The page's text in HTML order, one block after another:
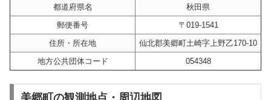
都道府県名
秋田県
郵便番号
〒019-1541
住所・所在地
仙北郡美郷町土崎字上野乙170-10
地方公共団体コード
054348
美郷町の観測地点・周辺地図